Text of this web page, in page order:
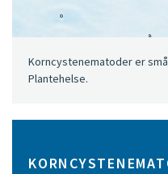
Korncystenematoder er
Plantehelse.